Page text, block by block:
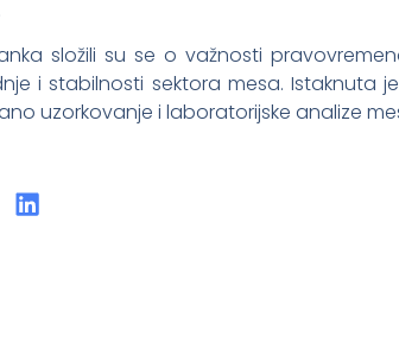
složili su se o važnosti
i stabilnosti sektora mesa. Istaknuta
uzorkovanje i laboratorijske analize